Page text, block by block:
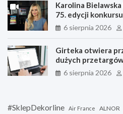
Karolina
75. edycji
Wietnamie.
charytatywnym
6 sierpnia 2026
Girteka otwiera
dużych
6 sierpnia 2026
#SklepDekorline Air France ALNOR